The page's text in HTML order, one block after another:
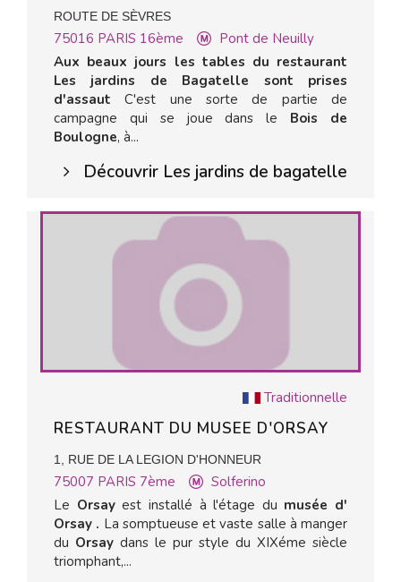
ROUTE DE SÈVRES
75016 PARIS 16ème
Pont de Neuilly
Aux beaux jours les tables du restaurant
Les jardins de Bagatelle sont prises
d'assaut C'est une sorte de partie de
campagne qui se joue dans le Bois de
Boulogne, à...
Découvrir Les jardins de bagatelle
Traditionnelle
RESTAURANT DU MUSEE D'ORSAY
1, RUE DE LA LEGION D'HONNEUR
75007 PARIS 7ème
Solferino
Le Orsayest installé à l'étage du musée d'
Orsay . La somptueuse et vaste salle à manger
du Orsay dans le pur style du XIXéme siècle
triomphant,...